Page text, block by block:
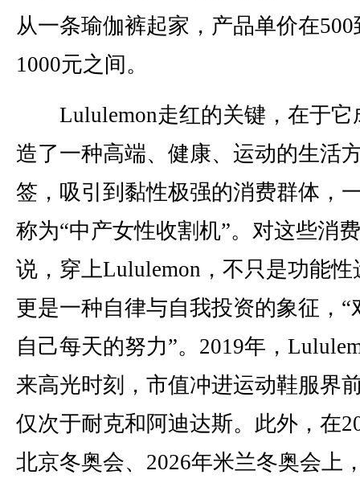
从一条瑜伽裤起家，产品单价在500
1000元之间。
Lululemon走红的关键，在于它
造了一种高端、健康、运动的生活
签，吸引到黏性极强的消费群体，
称为“中产女性收割机”。对这些消
说，穿上Lululemon，不只是功能性
更是一种自律与自我投资的象征，“
自己每天的努力”。2019年，
来高光时刻，市值冲进运动鞋服界
仅次于耐克和阿迪达斯。此外，在
北京冬奥会、2026年米兰冬奥会上